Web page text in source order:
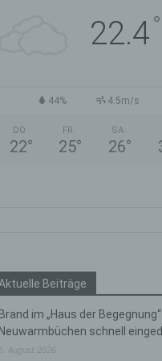
22.4°
44% 4.5m/s
DO.
22°
FR.
25°
SA.
26°
Beiträge
im „Haus der
schnell
August 2026